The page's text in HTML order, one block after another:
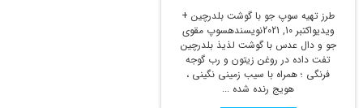
طرز تهیه سوپ جو با گوشت بلدرچین +
ویدیواکتبر 10, 2021نویسندهسوپ مقوی
جو و دال عدس با گوشت لذیذ بلدرچین
تفت داده در روغن زیتون و رب گوجه
فرنگی ؛ همراه با سیب زمینی نگینی ،
هویج رنده شده ...